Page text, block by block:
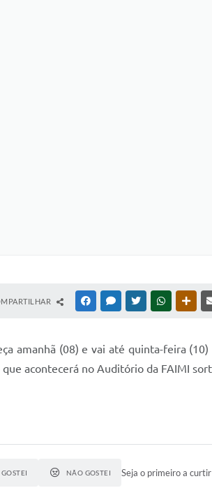
FACEBOOKMESSENGER
TWITTERWHATSAPP
amanhã (08) e vai até quinta-feira
que acontecerá no Auditório da FAIMI
GOSTEI NÃO GOSTEI Seja o primeiro a